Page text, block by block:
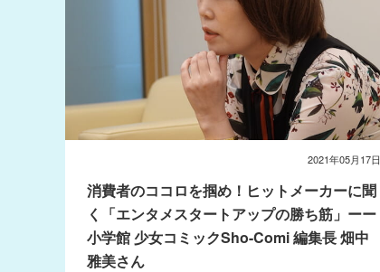
2021年05月17日
消費者のココロを掴め！ヒットメーカーに聞
く「エンタメスタートアップの勝ち筋」ーー
小学館 少女コミックSho-Comi 編集長 畑中
雅美さん